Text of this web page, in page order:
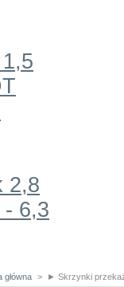
2,8
- 6,3
główna > ► Skrzynki